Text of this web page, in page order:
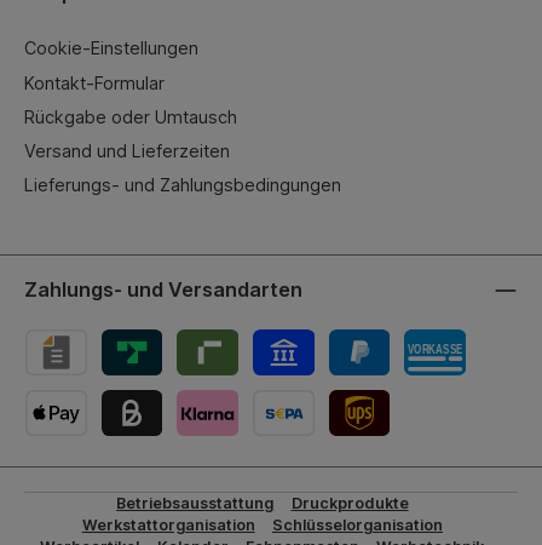
Cookie-Einstellungen
Kontakt-Formular
Rückgabe oder Umtausch
Versand und Lieferzeiten
Lieferungs- und Zahlungsbedingungen
Zahlungs- und Versandarten
Betriebsausstattung
Druckprodukte
Werkstattorganisation
Schlüsselorganisation